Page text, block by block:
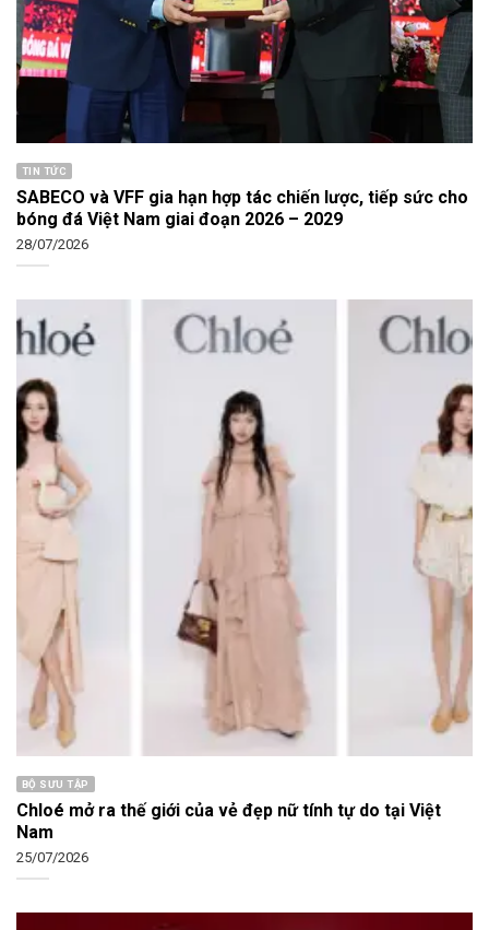
TIN TỨC
SABECO và VFF gia hạn hợp tác chiến lược, tiếp sức cho
bóng đá Việt Nam giai đoạn 2026 – 2029
28/07/2026
BỘ SƯU TẬP
Chloé mở ra thế giới của vẻ đẹp nữ tính tự do tại Việt
Nam
25/07/2026